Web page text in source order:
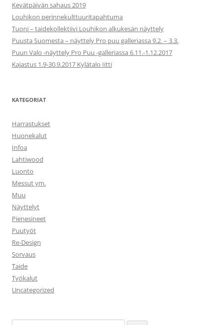
Kevätpäivän sahaus 2019
Louhikon perinnekulttuuritapahtuma
Tuoni – taidekollektiivi Louhikon alkukesän näyttely
Puusta Suomesta – näyttely Pro puu galleriassa 9.2. – 3.3.
Puun Valo -näyttely Pro Puu -galleriassa 6.11.-1.12.2017
Kajastus 1.9-30.9.2017 Kylätalo Iitti
KATEGORIAT
Harrastukset
Huonekalut
Infoa
Lahtiwood
Luonto
Messut ym.
Muu
Näyttelyt
Pienesineet
Puutyöt
Re-Design
Sorvaus
Taide
Työkalut
Uncategorized